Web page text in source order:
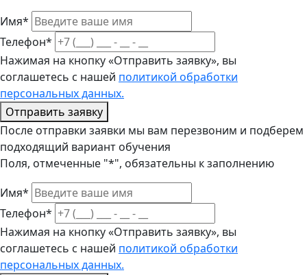
Имя*
Телефон*
Нажимая на кнопку «Отправить заявку», вы
соглашетесь с нашей политикой обработки
персональных данных.
Отправить заявку
После отправки заявки мы вам перезвоним и подберем
подходящий вариант обучения
Поля, отмеченные "*", обязательны к заполнению
Имя*
Телефон*
Нажимая на кнопку «Отправить заявку», вы
соглашетесь с нашей политикой обработки
персональных данных.